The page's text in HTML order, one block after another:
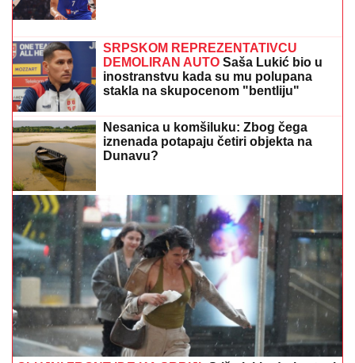
(VIDEO) ŠOK OBRT NAKON BURNOG SUSRETA SA
MILICOM NA ADI BOJANI
puta pričali, a onda ga pozvala: "Upisaću se kao
otac"
KO JE ALEKSANDRA KOJU JE
DRAGAN STANKOVIĆ VERIO NAKON
3 MESECASa Jovanom bio skoro dve
godine, pa usledio krah: "Mnogo me je
koštala ta veza"
Ljubimac navijača se vraća u Zvezdu?
Ovo je istina o dolasku velikog
pojačanja